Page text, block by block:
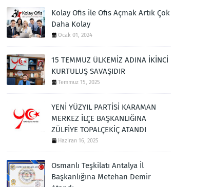
Kolay Ofis ile Ofis Açmak Artık Çok
Daha Kolay
Ocak 01, 2024
15 TEMMUZ ÜLKEMİZ ADINA İKİNCİ
KURTULUŞ SAVAŞIDIR
Temmuz 15, 2025
YENİ YÜZYIL PARTİSİ KARAMAN
MERKEZ İLÇE BAŞKANLIĞINA
ZÜLFİYE TOPALÇEKİÇ ATANDI
Haziran 16, 2025
Osmanlı Teşkilatı Antalya İl
Başkanlığına Metehan Demir